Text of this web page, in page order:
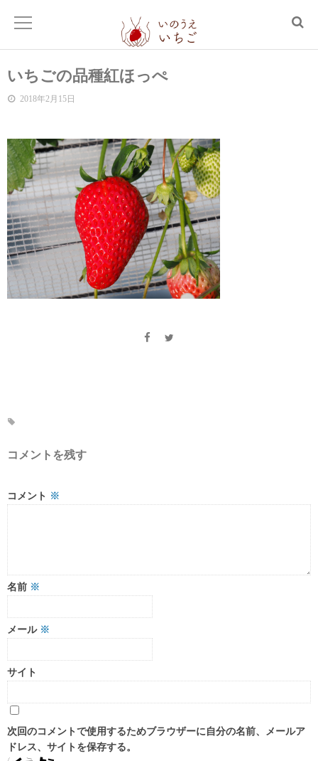
いちごの品種紅ほっぺ
2018年2月15日
コメントを残す
コメント ※
名前 ※
メール ※
サイト
次回のコメントで使用するためブラウザーに自分の名前、メールア
ドレス、サイトを保存する。